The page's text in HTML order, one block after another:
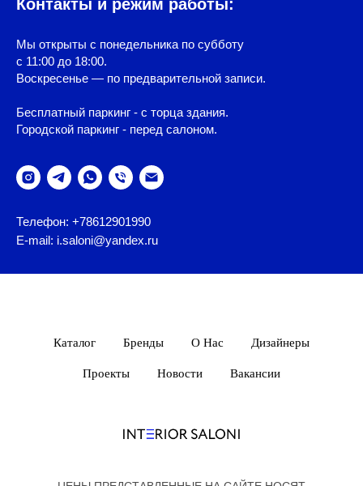
Контакты и режим работы:
Мы открыты с понедельника по субботу
с 11:00 до 18:00.
Воскресенье — по предварительной записи.
Бесплатный паркинг - с торца здания.
Городской паркинг - перед салоном.
Телефон: +78612901990
E-mail: i.saloni@yandex.ru
Каталог Бренды О Нас Дизайнеры
Проекты Новости Вакансии